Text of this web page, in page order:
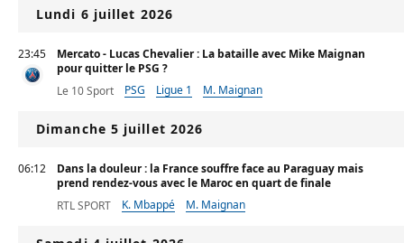
Lundi 6 juillet 2026
23:45
Mercato - Lucas Chevalier : La bataille avec Mike Maignan
pour quitter le PSG ?
Le 10 Sport
PSG Ligue 1 M. Maignan
Dimanche 5 juillet 2026
06:12
Dans la douleur : la France souffre face au Paraguay mais
prend rendez-vous avec le Maroc en quart de finale
RTL SPORT
K. Mbappé M. Maignan